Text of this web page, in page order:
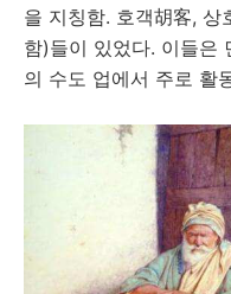
을 지칭함. 호객胡客, 상
함)들이 있었다. 이들은
의 수도 업에서 주로 활